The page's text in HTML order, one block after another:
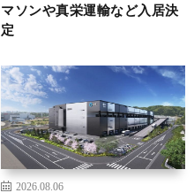
マソンや真栄運輸など入居決
定
2026.08.06